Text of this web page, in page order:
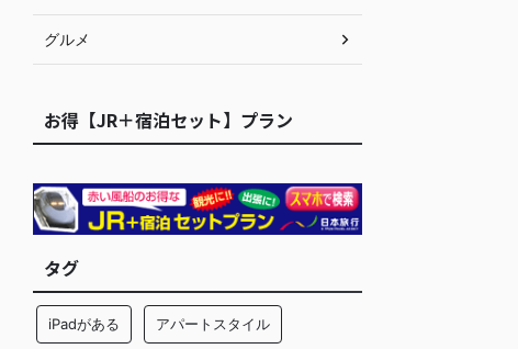
グルメ
お得【JR＋宿泊セット】プラン
タグ
iPadがある アパートスタイル